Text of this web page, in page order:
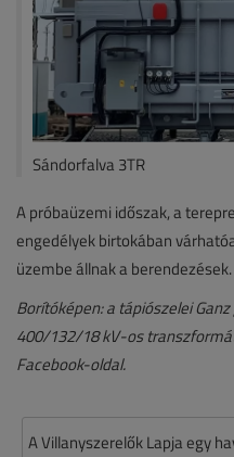
Sándorfalva 3TR
A próbaüzemi időszak, a
engedélyek birtokában
üzembe állnak a berendezések.
Borítóképen: a tápiószelei
400/132/18 kV-os
Facebook-oldal.
A Villanyszerelők Lapja egy